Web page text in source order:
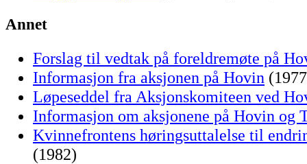
Annet
Forslag til vedtak på foreldremøte på
Informasjon fra aksjonen på Hovin
Løpeseddel fra Aksjonskomiteen ved
Informasjon om aksjonene på Hovin og
Kvinnefrontens høringsuttalelse til
(1982)